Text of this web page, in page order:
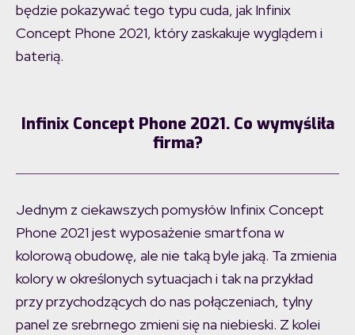
będzie pokazywać tego typu cuda, jak Infinix
Concept Phone 2021, który zaskakuje wyglądem i
baterią.
Infinix Concept Phone 2021. Co wymyśliła
firma?
Jednym z ciekawszych pomysłów Infinix Concept
Phone 2021 jest wyposażenie smartfona w
kolorową obudowę, ale nie taką byle jaką. Ta zmienia
kolory w określonych sytuacjach i tak na przykład
przy przychodzących do nas połączeniach, tylny
panel ze srebrnego zmieni się na niebieski. Z kolei